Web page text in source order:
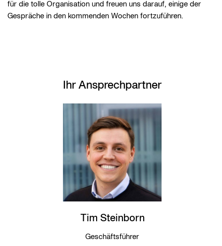
für die tolle Organisation und freuen uns darauf, einige der
Gespräche in den kommenden Wochen fortzuführen.
Ihr Ansprechpartner
Tim Steinborn
Geschäftsführer